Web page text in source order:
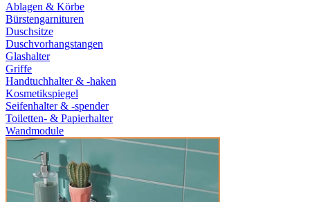
Ablagen & Körbe
Bürstengarnituren
Duschsitze
Duschvorhangstangen
Glashalter
Griffe
Handtuchhalter & -haken
Kosmetikspiegel
Seifenhalter & -spender
Toiletten- & Papierhalter
Wandmodule